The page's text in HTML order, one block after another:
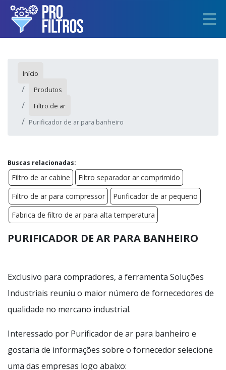
Início
Produtos
Filtro de ar
Purificador de ar para banheiro
Buscas relacionadas:
Filtro de ar cabine
Filtro separador ar comprimido
Filtro de ar para compressor
Purificador de ar pequeno
Fabrica de filtro de ar para alta temperatura
PURIFICADOR DE AR PARA BANHEIRO
Exclusivo para compradores, a ferramenta Soluções
Industriais reuniu o maior número de fornecedores de
qualidade no mercano industrial.
Interessado por Purificador de ar para banheiro e
gostaria de informações sobre o fornecedor selecione
uma das empresas logo abaixo: